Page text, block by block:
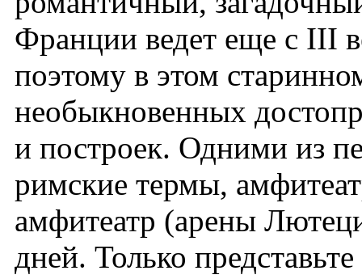
Франции ведет еще с III
поэтому в этом
необыкновенных
и построек. Одними из
римские термы,
амфитеатр (арены
дней. Только